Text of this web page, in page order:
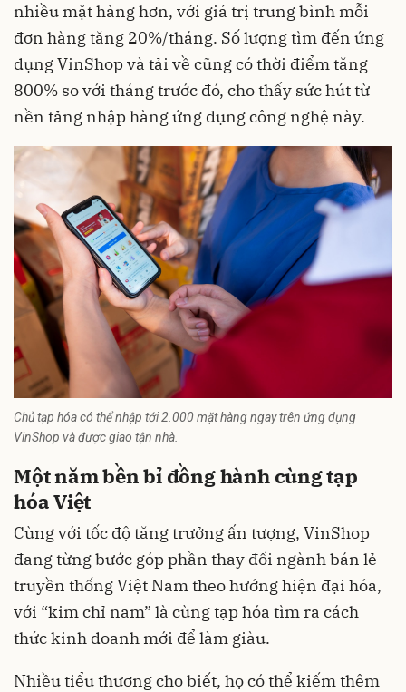
nhiều mặt hàng hơn, với giá trị trung bình mỗi
đơn hàng tăng 20%/tháng. Số lượng tìm đến ứng
dụng VinShop và tải về cũng có thời điểm tăng
800% so với tháng trước đó, cho thấy sức hút từ
nền tảng nhập hàng ứng dụng công nghệ này.
Chủ tạp hóa có thể nhập tới 2.000 mặt hàng ngay trên ứng dụng
VinShop và được giao tận nhà.
Một năm bền bỉ đồng hành cùng tạp
hóa Việt
Cùng với tốc độ tăng trưởng ấn tượng, VinShop
đang từng bước góp phần thay đổi ngành bán lẻ
truyền thống Việt Nam theo hướng hiện đại hóa,
với “kim chỉ nam” là cùng tạp hóa tìm ra cách
thức kinh doanh mới để làm giàu.
Nhiều tiểu thương cho biết, họ có thể kiếm thêm